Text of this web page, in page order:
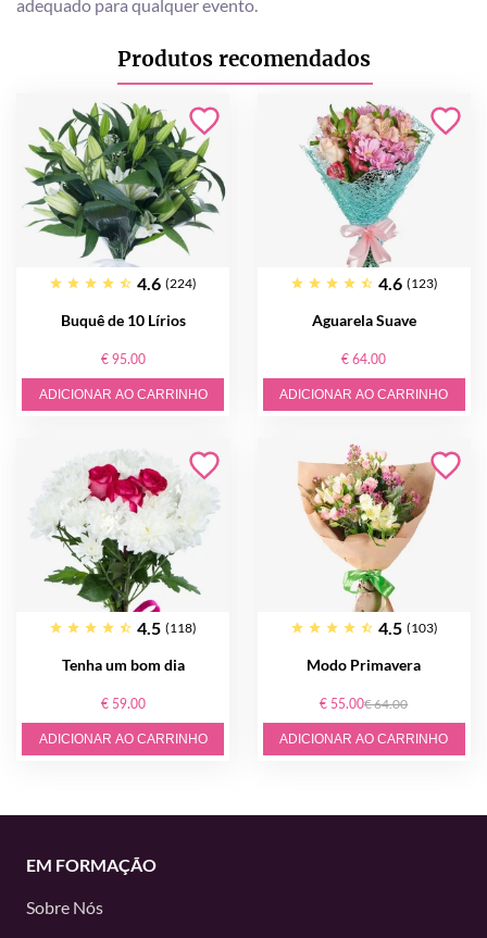
adequado para qualquer evento.
Produtos recomendados
4.6 (224)
Buquê de 10 Lírios
€ 95.00
ADICIONAR AO CARRINHO
4.6 (123)
Aguarela Suave
€ 64.00
ADICIONAR AO CARRINHO
4.5 (118)
Tenha um bom dia
€ 59.00
ADICIONAR AO CARRINHO
4.5 (103)
Modo Primavera
€ 55.00€ 64.00
ADICIONAR AO CARRINHO
EM FORMAÇÃO
Sobre Nós